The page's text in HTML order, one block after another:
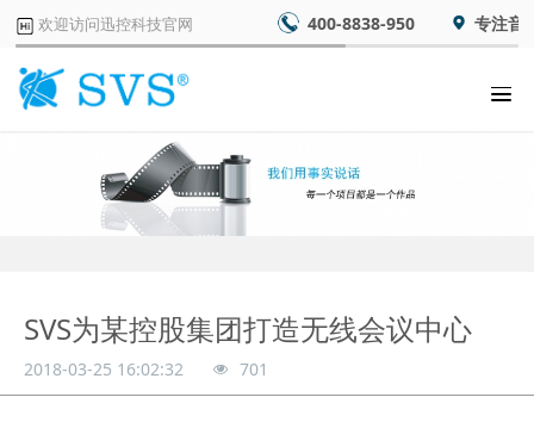
欢迎访问迅控科技官网 400-8838-950 专注音
SVS为某控股集团打造无线会议中心
2018-03-25 16:02:32 701